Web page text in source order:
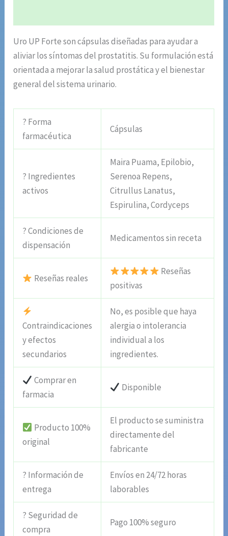
Uro UP Forte son cápsulas diseñadas para ayudar a
aliviar los síntomas del prostatitis. Su formulación está
orientada a mejorar la salud prostática y el bienestar
general del sistema urinario.
? Forma
farmacéutica
Cápsulas
? Ingredientes
activos
Maira Puama, Epilobio,
Serenoa Repens,
Citrullus Lanatus,
Espirulina, Cordyceps
? Condiciones de
dispensación
Medicamentos sin receta
Reseñas reales
Reseñas
positivas
Contraindicaciones
y efectos
secundarios
No, es posible que haya
alergia o intolerancia
individual a los
ingredientes.
Comprar en
farmacia
Disponible
Producto 100%
original
El producto se suministra
directamente del
fabricante
? Información de
entrega
Envíos en 24/72 horas
laborables
? Seguridad de
compra
Pago 100% seguro